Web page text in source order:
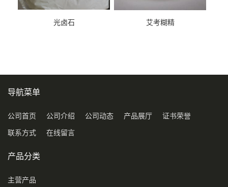
光卤石 艾考糊精
导航菜单
公司首页 公司介绍 公司动态 产品展厅 证书荣誉
联系方式 在线留言
产品分类
主营产品